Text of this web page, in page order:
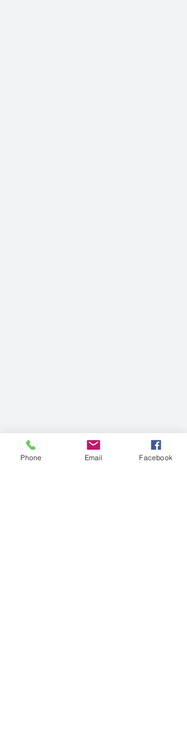
Phone Email Facebook